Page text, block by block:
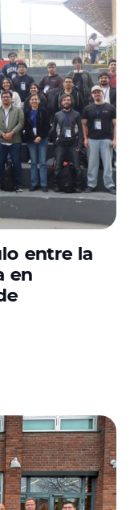
entre la
en